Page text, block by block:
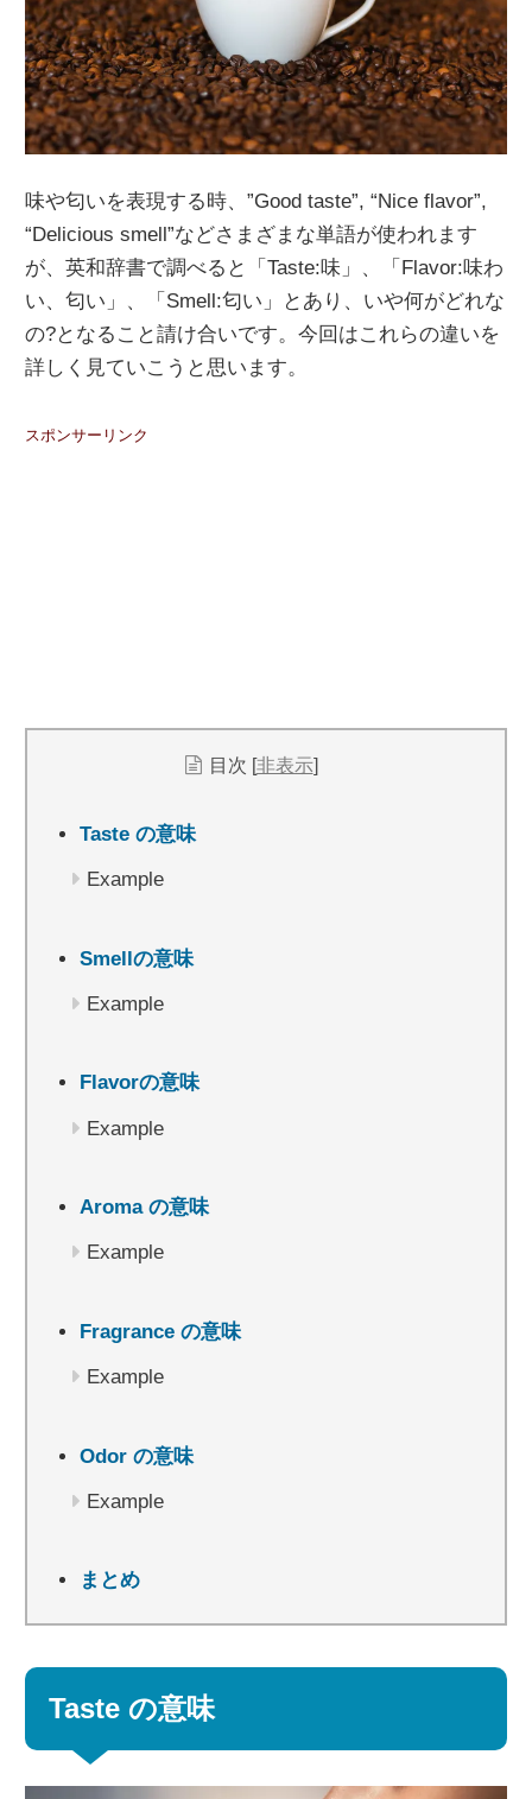
味や匂いを表現する時、”Good taste”, “Nice flavor”,
“Delicious smell”などさまざまな単語が使われます
が、英和辞書で調べると「Taste:味」、「Flavor:味わ
い、匂い」、「Smell:匂い」とあり、いや何がどれな
の?となること請け合いです。今回はこれらの違いを
詳しく見ていこうと思います。
スポンサーリンク
目次 [非表示]
Taste の意味
Example
Smellの意味
Example
Flavorの意味
Example
Aroma の意味
Example
Fragrance の意味
Example
Odor の意味
Example
まとめ
Taste の意味